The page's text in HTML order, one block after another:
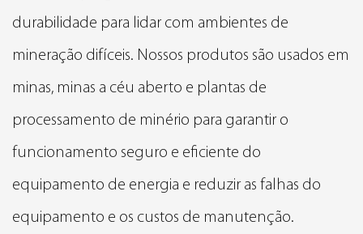
durabilidade para lidar com ambientes de
mineração difíceis. Nossos produtos são usados em
minas, minas a céu aberto e plantas de
processamento de minério para garantir o
funcionamento seguro e eficiente do
equipamento de energia e reduzir as falhas do
equipamento e os custos de manutenção.